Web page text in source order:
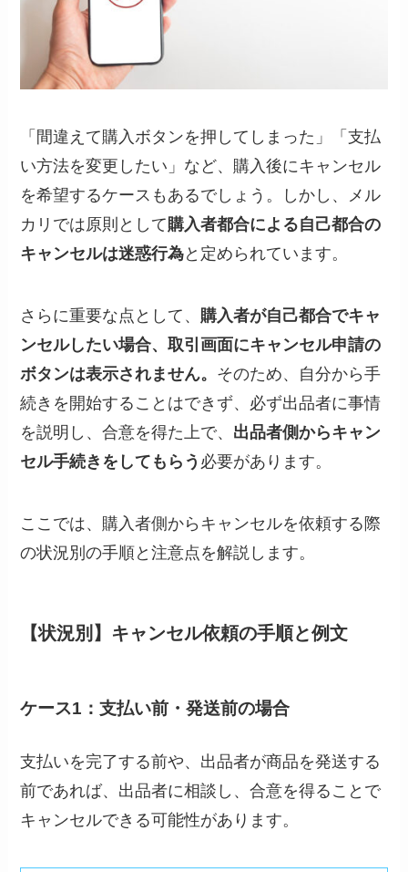
「間違えて購入ボタンを押してしまった」「支払
い方法を変更したい」など、購入後にキャンセル
を希望するケースもあるでしょう。しかし、メル
カリでは原則として購入者都合による自己都合の
キャンセルは迷惑行為と定められています。
さらに重要な点として、 購入者が自己都合でキャ
ンセルしたい場合、取引画面にキャンセル申請の
ボタンは表示されません。 そのため、自分から手
続きを開始することはできず、必ず出品者に事情
を説明し、合意を得た上で、 出品者側からキャン
セル手続きをしてもらう 必要があります。
ここでは、購入者側からキャンセルを依頼する際
の状況別の手順と注意点を解説します。
【状況別】キャンセル依頼の手順と例文
ケース1：支払い前・発送前の場合
支払いを完了する前や、出品者が商品を発送する
前であれば、出品者に相談し、合意を得ることで
キャンセルできる可能性があります。